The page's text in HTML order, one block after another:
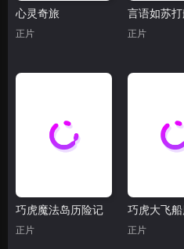
心灵奇旅
正片
言语如苏
正片
巧虎魔法岛历险记
正片
巧虎大飞
正片